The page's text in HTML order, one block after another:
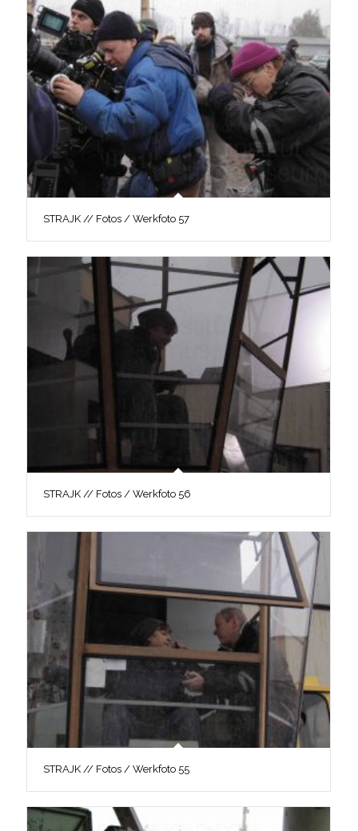
STRAJK // Fotos / Werkfoto 57
STRAJK // Fotos / Werkfoto 56
STRAJK // Fotos / Werkfoto 55